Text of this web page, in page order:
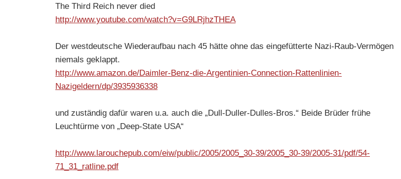
The Third Reich never died
http://www.youtube.com/watch?v=G9LRjhzTHEA
Der westdeutsche Wiederaufbau nach 45 hätte ohne das eingefütterte Nazi-Raub-Vermögen
niemals geklappt.
http://www.amazon.de/Daimler-Benz-die-Argentinien-Connection-Rattenlinien-
Nazigeldern/dp/3935936338
und zuständig dafür waren u.a. auch die „Dull-Duller-Dulles-Bros.“ Beide Brüder frühe
Leuchtürme von „Deep-State USA“
http://www.larouchepub.com/eiw/public/2005/2005_30-39/2005_30-39/2005-31/pdf/54-
71_31_ratline.pdf